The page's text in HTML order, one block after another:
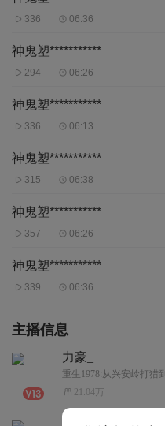
336 06:36
神鬼塑***********
294 06:26
神鬼塑***********
336 06:13
神鬼塑***********
315 06:38
神鬼塑***********
357 06:26
神鬼塑***********
339 06:36
主播信息
力豪_
重生1978:从兴安岭打猎
21.04万